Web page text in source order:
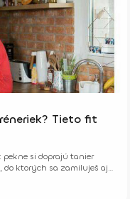
Tieto fit
pekne si doprajú tanier
do ktorých sa zamiluješ aj